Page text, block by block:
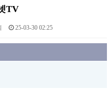
TV
25-03-30 02:25